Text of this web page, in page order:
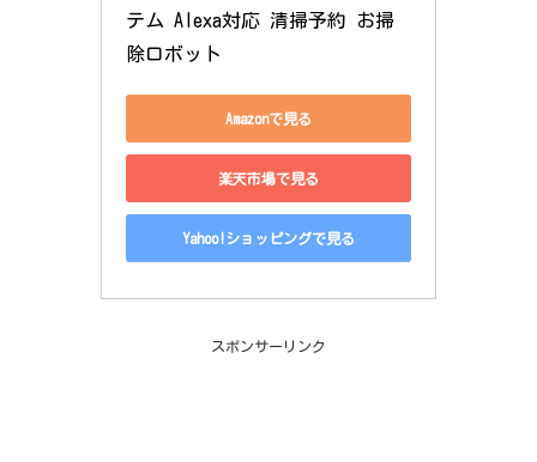
テム Alexa対応 清掃予約 お掃
除ロボット
Amazonで見る
楽天市場で見る
Yahoo!ショッピングで見る
スポンサーリンク